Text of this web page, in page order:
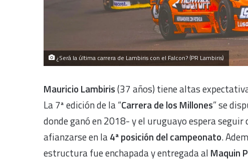
¿Será la última carrera de Lambiris con el Falcon? (PR Lambiris)
Mauricio Lambiris(37 años) tiene altas
La 7ª edición de la “Carrera de los Millones” se
donde ganó en 2018- y el uruguayo espera
afianzarse en la4ª posición del campeonato.
estructura fue enchapada y entregada al Maquin